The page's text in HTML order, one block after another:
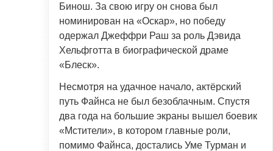
Бинош. За свою игру он снова был
номинирован на «Оскар», но победу
одержал Джеффри Раш за роль Дэвида
Хельфготта в биографической драме
«Блеск».
Несмотря на удачное начало, актёрский
путь Файнса не был безоблачным. Спустя
два года на большие экраны вышел боевик
«Мстители», в котором главные роли,
помимо Файнса, достались Уме Турман и